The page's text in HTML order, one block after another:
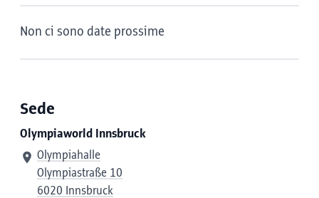
Non ci sono date prossime
Sede
Olympiaworld Innsbruck
Olympiahalle
Olympiastraße 10
6020 Innsbruck